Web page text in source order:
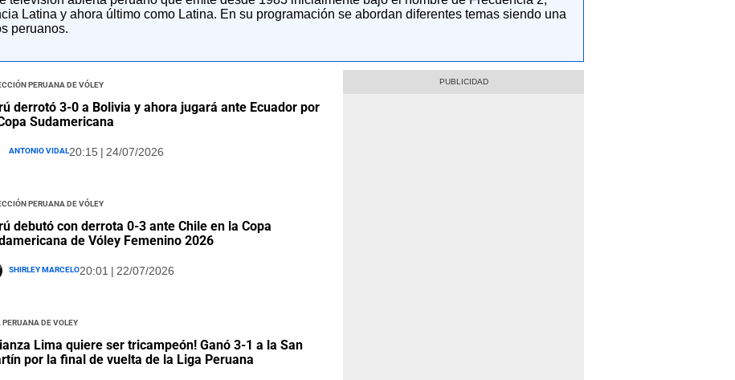
Latina y ahora último como Latina. En su programación se abordan diferentes temas siendo una
peruanos.
Peruana de Vóley
derrotó 3-0 a Bolivia y ahora jugará ante Ecuador por
Sudamericana
Antonio Vidal20:15 | 24/07/2026
Peruana de Vóley
debutó con derrota 0-3 ante Chile en la Copa
de Vóley Femenino 2026
Shirley Marcelo20:01 | 22/07/2026
Peruana de Voley
Lima quiere ser tricampeón! Ganó 3-1 a la San
por la final de vuelta de la Liga Peruana